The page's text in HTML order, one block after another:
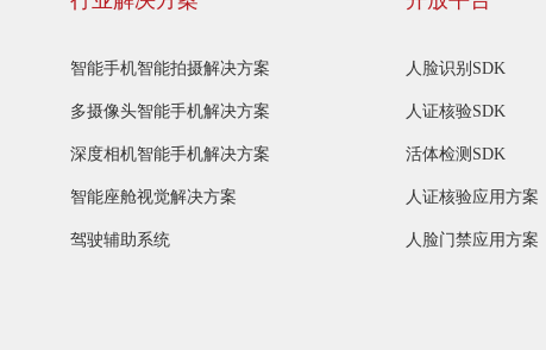
智能手机智能拍摄解决方案
多摄像头智能手机解决方案
深度相机智能手机解决方案
智能座舱视觉解决方案
驾驶辅助系统
人脸识别SDK
人证核验SDK
活体检测SDK
人证核验应用方案
人脸门禁应用方案